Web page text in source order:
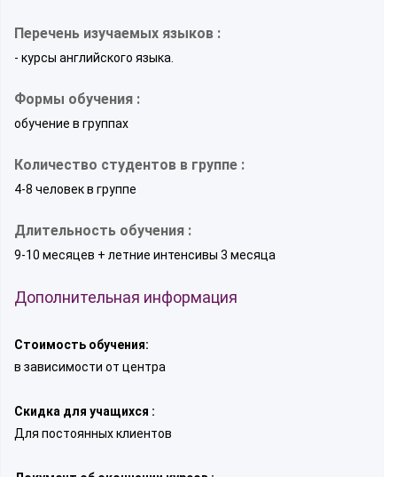
Перечень изучаемых языков :
- курсы английского языка.
Формы обучения :
обучение в группах
Количество студентов в группе :
4-8 человек в группе
Длительность обучения :
9-10 месяцев + летние интенсивы 3 месяца
Дополнительная информация
Стоимость обучения:
в зависимости от центра
Скидка для учащихся :
Для постоянных клиентов